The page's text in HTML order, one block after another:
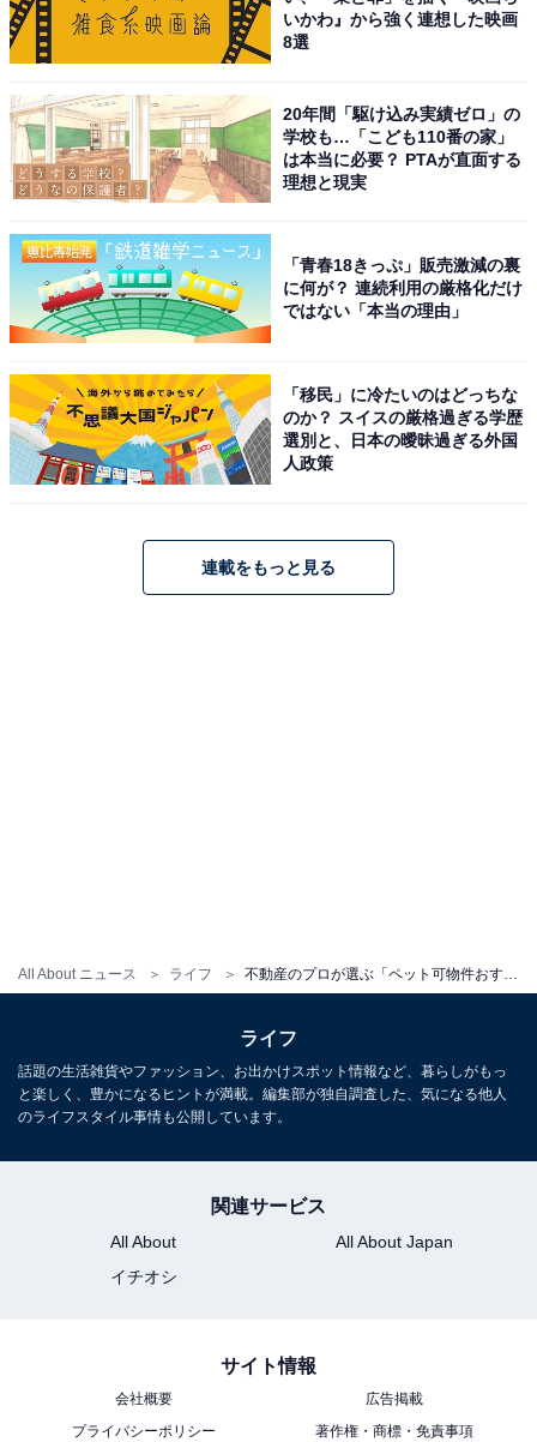
All About ニュース ライフ
ている」（38.0％）。「足に優しい、爪が引っかかりに
くい床材」が2位にランクインするなど、爪を研ぐ習性
がある猫ならではのチェックポイントが上位に挙がりま
した。ランク外の「その他」の中には、「キャットステ
ップやキャットウォークがある」という回答もありまし
た。
がギリギリの体重だったため、これ以上太らないように
また、「ペットを通じて入居者同士が仲良くなることが
す」という声をいただいた」（千葉県）など、ペット可
物件ならではのエピソードもありました。
日本で最も多く飼育されている犬種、第3位「柴犬」第2
位「チワワ」第1位は…
いかわ』から強く連想した映画
8選
20年間「駆け込み実績ゼロ」の
学校も…「こども110番の家」
は本当に必要？ PTAが直面する
理想と現実
「青春18きっぷ」販売激減の裏
に何が？ 連続利用の厳格化だけ
ではない「本当の理由」
「移民」に冷たいのはどっちな
のか？ スイスの厳格過ぎる学歴
選別と、日本の曖昧過ぎる外国
人政策
連載をもっと見る
ライフ
話題の生活雑貨やファッション、お出かけスポット情報など、暮らしがもっ
と楽しく、豊かになるヒントが満載。編集部が独自調査した、気になる他人
のライフスタイル事情も公開しています。
関連サービス
All About
All About Japan
イチオシ
サイト情報
会社概要
広告掲載
プライバシーポリシー
著作権・商標・免責事項